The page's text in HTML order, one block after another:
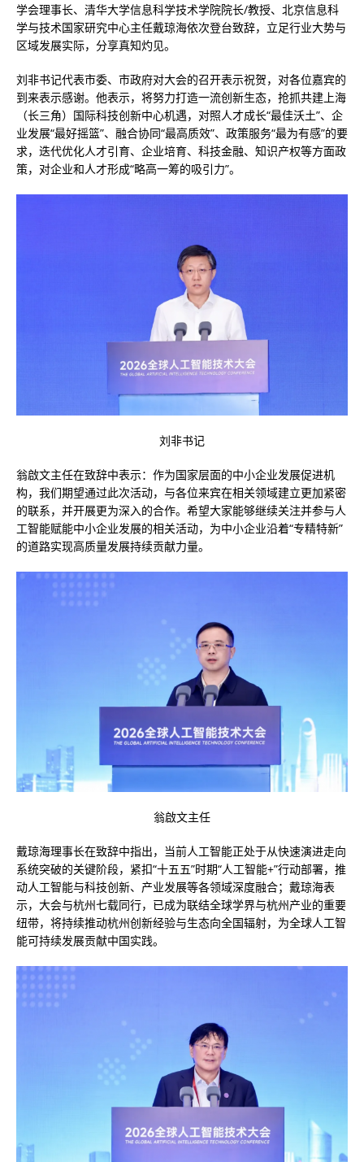
学会理事长、清华大学信息科学技术学院院长/教授、北京信息科
学与技术国家研究中心主任戴琼海依次登台致辞，立足行业大势与
区域发展实际，分享真知灼见。
刘非书记代表市委、市政府对大会的召开表示祝贺，对各位嘉宾的
到来表示感谢。他表示，将努力打造一流创新生态，抢抓共建上海
（长三角）国际科技创新中心机遇，对照人才成长“最佳沃土”、企
业发展“最好摇篮”、融合协同“最高质效”、政策服务“最为有感”的要
求，迭代优化人才引育、企业培育、科技金融、知识产权等方面政
策，对企业和人才形成“略高一筹的吸引力”。
刘非书记
翁啟文主任在致辞中表示：作为国家层面的中小企业发展促进机
构，我们期望通过此次活动，与各位来宾在相关领域建立更加紧密
的联系，并开展更为深入的合作。希望大家能够继续关注并参与人
工智能赋能中小企业发展的相关活动，为中小企业沿着“专精特新”
的道路实现高质量发展持续贡献力量。
翁啟文主任
戴琼海理事长在致辞中指出，当前人工智能正处于从快速演进走向
系统突破的关键阶段，紧扣“十五五”时期“人工智能+”行动部署，推
动人工智能与科技创新、产业发展等各领域深度融合；戴琼海表
示，大会与杭州七载同行，已成为联结全球学界与杭州产业的重要
纽带，将持续推动杭州创新经验与生态向全国辐射，为全球人工智
能可持续发展贡献中国实践。